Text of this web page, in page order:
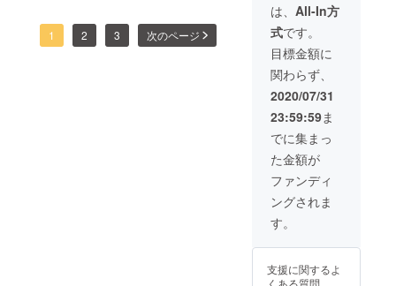
ね。
1 2 3 次のページ
は、 All-In方
式です。
目標金額に
関わらず、
2020/07/31
23:59:59ま
でに集まっ
た金額が
ファンディ
ングされま
す。
支援に関するよ